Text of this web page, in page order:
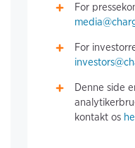
For
For
Denne side
kontakt os